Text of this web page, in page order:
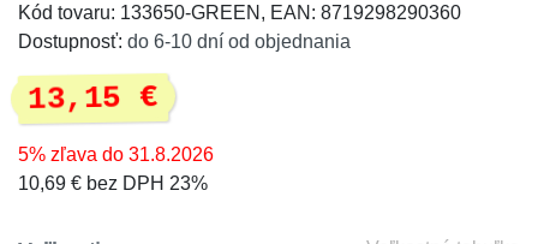
Kód tovaru: 133650-GREEN, EAN: 8719298290360
Dostupnosť: do 6-10 dní od objednania
13,15 €
5% zľava do 31.8.2026
10,69 € bez DPH 23%